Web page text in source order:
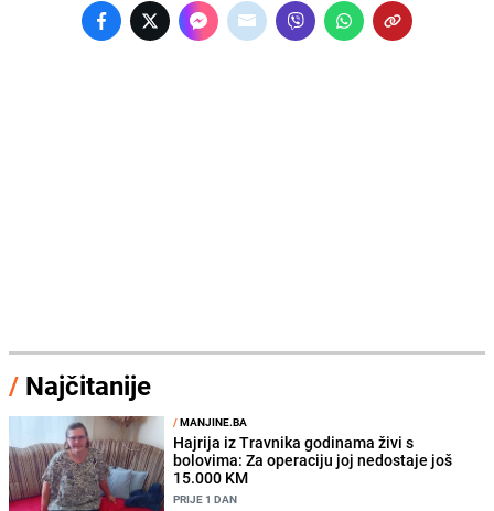
/ Najčitanije
/MANJINE.BA
Hajrija iz Travnika godinama živi s
bolovima: Za operaciju joj nedostaje još
15.000 KM
PRIJE 1 DAN